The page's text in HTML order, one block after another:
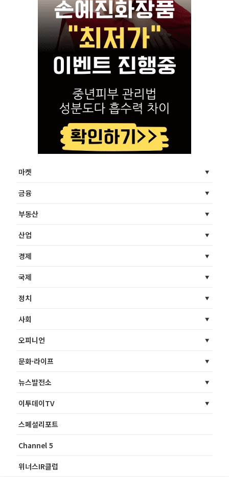
마켓
금융
부동산
산업
경제
국제
정치
사회
오피니언
문화·라이프
뉴스발전소
이투데이TV
스페셜리포트
Channel 5
위너스IR클럽